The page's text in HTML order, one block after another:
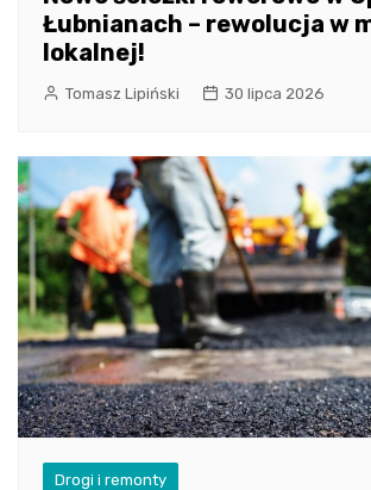
Łubnianach – rewolucja w
lokalnej!
Tomasz Lipiński 30 lipca 2026
Drogi i remonty